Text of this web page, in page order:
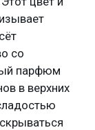
со
парфюм
в верхних